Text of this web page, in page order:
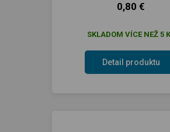
0,80 €
SKLADOM VÍCE NEŽ 5
Detail produktu